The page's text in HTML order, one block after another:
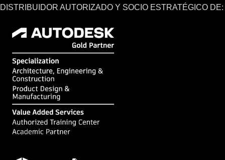
DISTRIBUIDOR AUTORIZADO Y SOCIO ESTRATÉGICO DE: